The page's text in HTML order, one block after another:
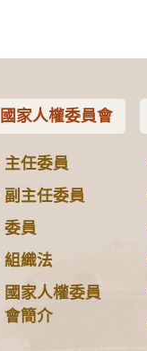
國家人權委員會
主任委員
副主任委員
委員
組織法
國家人權委員
會簡介